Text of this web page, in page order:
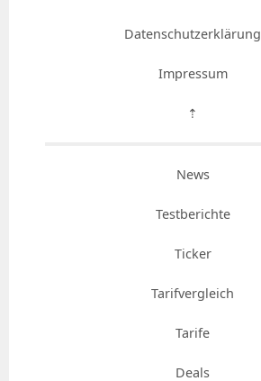
Datenschutzerklärung
Impressum
⇡
News
Testberichte
Ticker
Tarifvergleich
Tarife
Deals